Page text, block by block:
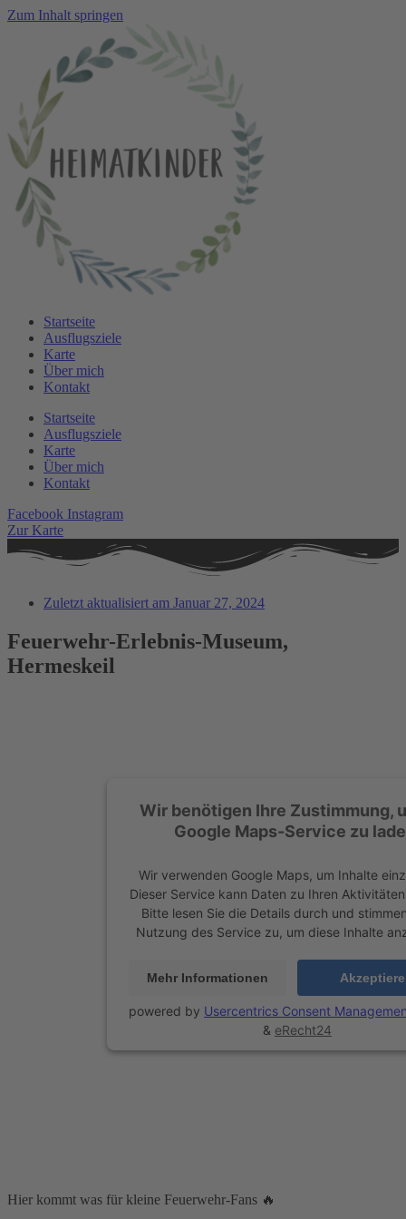
Zum Inhalt springen
Startseite
Ausflugsziele
Karte
Über mich
Kontakt
Startseite
Ausflugsziele
Karte
Über mich
Kontakt
Facebook Instagram
Zur Karte
Zuletzt aktualisiert am Januar 27, 2024
Feuerwehr-Erlebnis-Museum,
Hermeskeil
Wir benötigen Ihre Zustimmung,
Google Maps-Service zu
Wir verwenden Google Maps, um Inhalte
Dieser Service kann Daten zu Ihren
Bitte lesen Sie die Details durch und
Nutzung des Service zu, um diese Inhalte
Mehr Informationen
powered by Usercentrics Consent
& eRecht24
Hier kommt was für kleine Feuerwehr-Fans 🔥